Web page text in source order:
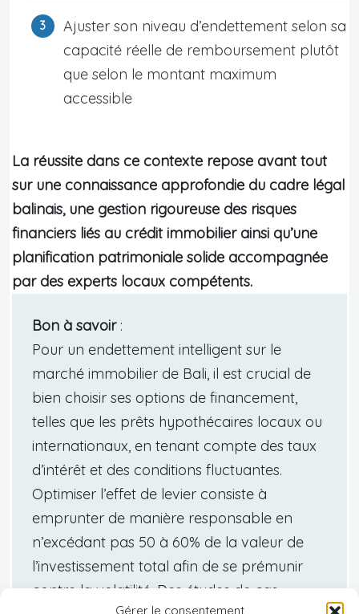
Gérer le consentement
Ajuster son niveau d’endettement selon sa
capacité réelle de remboursement plutôt
que selon le montant maximum
accessible
La réussite dans ce contexte repose avant tout
sur une connaissance approfondie du cadre légal
balinais, une gestion rigoureuse des risques
financiers liés au crédit immobilier ainsi qu’une
planification patrimoniale solide accompagnée
par des experts locaux compétents.
Bon à savoir:
Pour un endettement intelligent sur le
marché immobilier de Bali, il est crucial de
bien choisir ses options de financement,
telles que les prêts hypothécaires locaux ou
internationaux, en tenant compte des taux
d’intérêt et des conditions fluctuantes.
Optimiser l’effet de levier consiste à
emprunter de manière responsable en
n’excédant pas 50 à 60% de la valeur de
l’investissement total afin de se prémunir
contre la volatilité. Des études de cas